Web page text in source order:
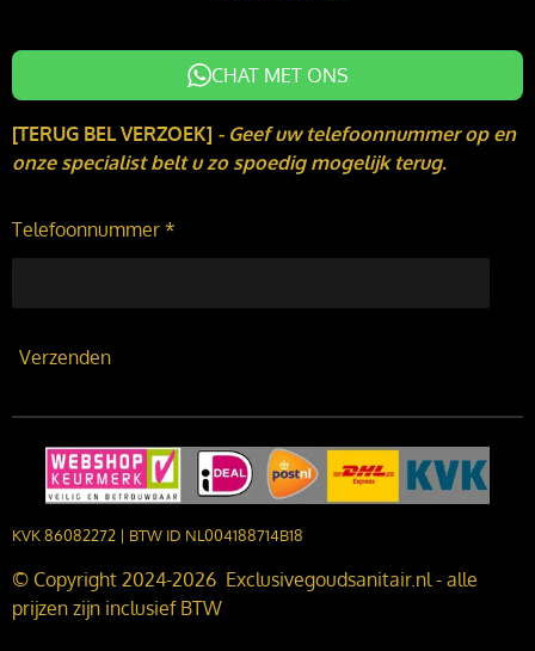
CHAT MET ONS
[TERUG BEL VERZOEK] - Geef uw telefoonnummer op en
onze specialist belt u zo spoedig mogelijk terug.
Telefoonnummer *
Verzenden
KVK 86082272 | BTW ID NL004188714B18
© Copyright 2024-2026 Exclusivegoudsanitair.nl - alle
prijzen zijn inclusief BTW